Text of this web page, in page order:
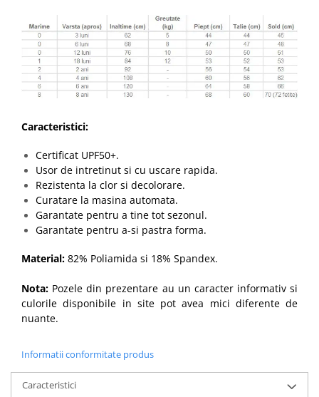
Caracteristici:
Certificat UPF50+.
Usor de intretinut si cu uscare rapida.
Rezistenta la clor si decolorare.
Curatare la masina automata.
Garantate pentru a tine tot sezonul.
Garantate pentru a-si pastra forma.
Material: 82% Poliamida si 18% Spandex.
Nota: Pozele din prezentare au un caracter informativ si
culorile disponibile in site pot avea mici diferente de
nuante.
Informatii conformitate produs
Caracteristici